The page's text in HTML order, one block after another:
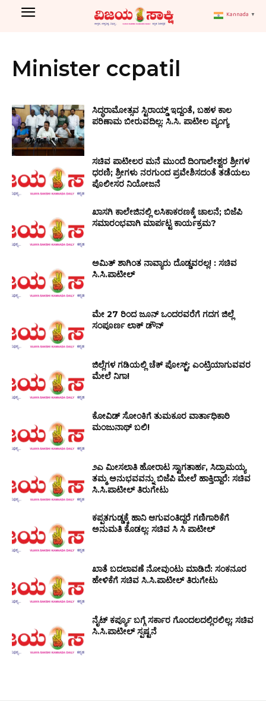
Minister ccpatil
ಸಿದ್ಧರಾಮೋತ್ಸವ ಸ್ಟಿರಾಯ್ಡ್ ಇದ್ದಂತೆ, ಬಹಳ ಕಾಲ
ಪರಿಣಾಮ ಬೀರುವದಿಲ್ಲ: ಸಿ.ಸಿ. ಪಾಟೀಲ ವ್ಯಂಗ್ಯ
ಸಚಿವ ಪಾಟೀಲರ ಮನೆ ಮುಂದೆ ದಿಂಗಾಲೇಶ್ವರ ಶ್ರೀಗಳ
ಧರಣಿ; ಶ್ರೀಗಳು ನರಗುಂದ ಪ್ರವೇಶಿಸದಂತೆ ತಡೆಯಲು
ಪೊಲೀಸರ ನಿಯೋಜನೆ
ಖಾಸಗಿ ಕಾಲೇಜಿನಲ್ಲಿ ಲಸಿಕಾಕರಣಕ್ಕೆ ಚಾಲನೆ; ಬಿಜೆಪಿ
ಸಮಾರಂಭವಾಗಿ ಮಾರ್ಪಟ್ಟ ಕಾರ್ಯಕ್ರಮ?
ಅಮಿತ್ ಶಾಗಿಂತ ನಾವ್ಯಾರು ದೊಡ್ಡವರಲ್ಲ! : ಸಚಿವ
ಸಿ.ಸಿ.ಪಾಟೀಲ್
ಮೇ 27 ರಿಂದ ಜೂನ್ ಒಂದರವರೆಗೆ ಗದಗ ಜಿಲ್ಲೆ
ಸಂಪೂರ್ಣ ಲಾಕ್ ಡೌನ್
ಜಿಲ್ಲೆಗಳ ಗಡಿಯಲ್ಲಿ ಚೆಕ್ ಪೋಸ್ಟ್; ಎಂಟ್ರಿಯಾಗುವವರ
ಮೇಲೆ ನಿಗಾ!
ಕೋವಿಡ್ ಸೋಂಕಿಗೆ ತುಮಕೂರ ವಾರ್ತಾಧಿಕಾರಿ
ಮಂಜುನಾಥ್ ಬಲಿ!
೨ಎ ಮೀಸಲಾತಿ ಹೋರಾಟ ಸ್ವಾಗತಾರ್ಹ, ಸಿದ್ರಾಮಯ್ಯ
ತಮ್ಮ ಅನುಭವವನ್ನು ಬಿಜೆಪಿ ಮೇಲೆ ಹಾಕ್ತಿದ್ದಾರೆ: ಸಚಿವ
ಸಿ.ಸಿ.ಪಾಟೀಲ್ ತಿರುಗೇಟು
ಕಪ್ಪತಗುಡ್ಡಕ್ಕೆ ಹಾನಿ‌ ಆಗುವಂತಿದ್ದರೆ ಗಣಿಗಾರಿಕೆಗೆ
ಅನುಮತಿ ಕೊಡಲ್ಲ: ಸಚಿವ ಸಿ ಸಿ ಪಾಟೀಲ್
ಖಾತೆ ಬದಲಾವಣೆ ನೋವುಂಟು ಮಾಡಿದೆ: ಸಂಕನೂರ
ಹೇಳಿಕೆಗೆ ಸಚಿವ ಸಿ.ಸಿ.ಪಾಟೀಲ್ ತಿರುಗೇಟು
ನೈಟ್ ಕರ್ಪ್ಯೂ ಬಗ್ಗೆ ಸರ್ಕಾರ ಗೊಂದಲದಲ್ಲಿರಲಿಲ್ಲ; ಸಚಿವ
ಸಿ.ಸಿ.ಪಾಟೀಲ್ ಸ್ಪಷ್ಟನೆ
Kannada ▼